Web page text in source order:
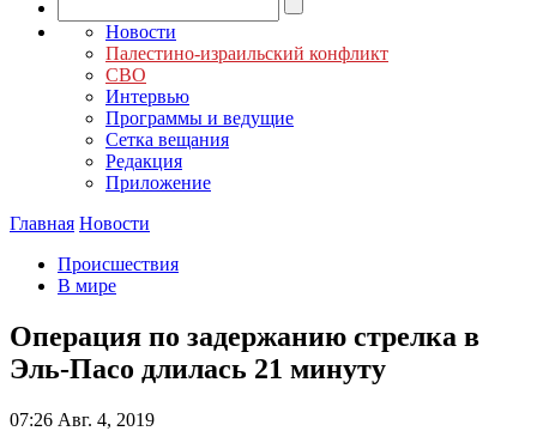
Новости
Палестино-израильский конфликт
СВО
Интервью
Программы и ведущие
Сетка вещания
Редакция
Приложение
Главная Новости
Происшествия
В мире
Операция по задержанию стрелка в
Эль-Пасо длилась 21 минуту
07:26 Авг. 4, 2019